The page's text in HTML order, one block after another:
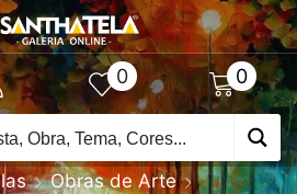
0 0
Obras de Arte